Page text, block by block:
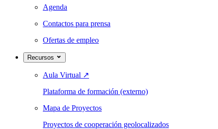
Agenda
Contactos para prensa
Ofertas de empleo
Recursos
Aula Virtual ↗
Plataforma de formación (externo)
Mapa de Proyectos
Proyectos de cooperación geolocalizados